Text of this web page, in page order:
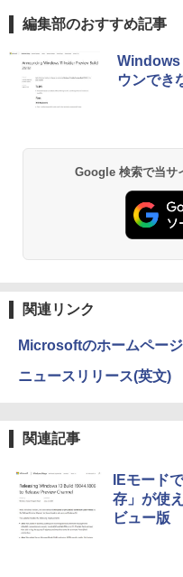
WPS
整備
け 薄
トパ
者向
￥
ーミ
B〜
プPC
￥
￥
薬屋の
ンガン
異世界
￥832
スーパ
版ビッ
編集部のおすすめ記事
Windows
ウンでき
Google 検索で当サ
関連リンク
Microsoftのホームページ
ニュースリリース(英文)
関連記事
IEモード
存」が使
ビュー版